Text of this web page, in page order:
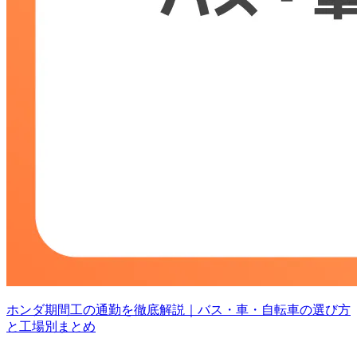
ホンダ期間工の通勤を徹底解説｜バス・車・自転車の選び方
と工場別まとめ